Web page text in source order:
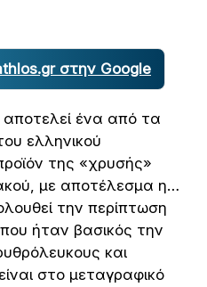
στην Google
ένα από τα
ελληνικού
της «χρυσής»
με αποτέλεσμα η…
την περίπτωση
ήταν βασικός την
και
στο μεταγραφικό